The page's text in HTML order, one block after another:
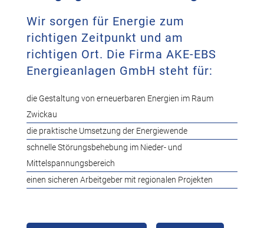
Wir sorgen für Energie zum
richtigen Zeitpunkt und am
richtigen Ort. Die Firma AKE-EBS
Energieanlagen GmbH steht für:
die Gestaltung von erneuerbaren Energien im Raum
Zwickau
die praktische Umsetzung der Energiewende
schnelle Störungsbehebung im Nieder- und
Mittelspannungsbereich
einen sicheren Arbeitgeber mit regionalen Projekten